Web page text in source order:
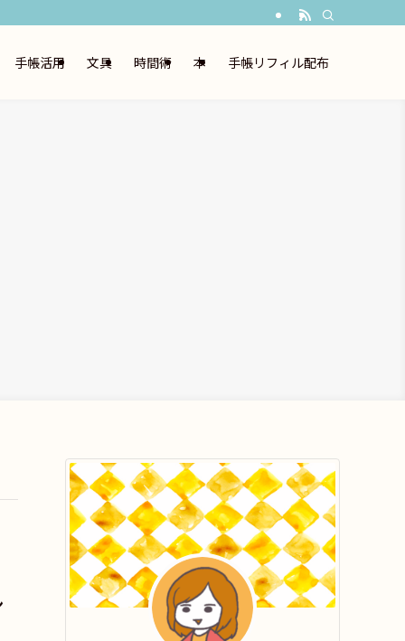
手帳活用 文具 時間術 本 手帳リフィル配布